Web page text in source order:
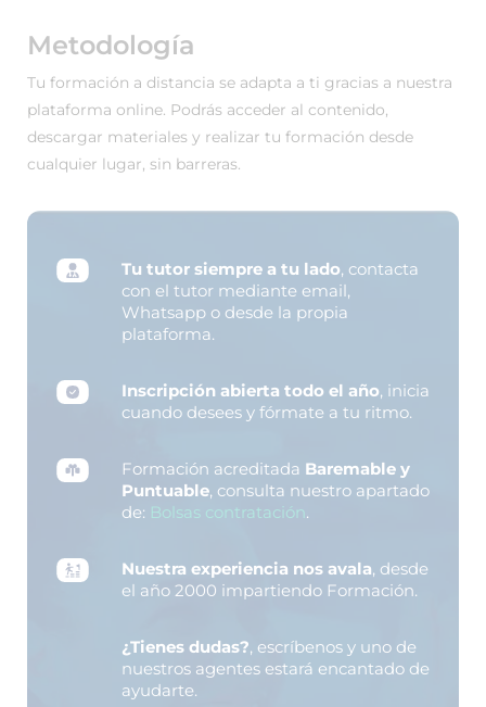
Metodología
Tu formación a distancia se adapta a ti gracias a nuestra
plataforma online. Podrás acceder al contenido,
descargar materiales y realizar tu formación desde
cualquier lugar, sin barreras.
Tu tutor siempre a tu lado, contacta
con el tutor mediante email,
Whatsapp o desde la propia
plataforma.
Inscripción abierta todo el año, inicia
cuando desees y fórmate a tu ritmo.
Formación acreditada Baremable y
Puntuable, consulta nuestro apartado
de: Bolsas contratación.
Nuestra experiencia nos avala, desde
el año 2000 impartiendo Formación.
¿Tienes dudas?, escríbenos y uno de
nuestros agentes estará encantado de
ayudarte.